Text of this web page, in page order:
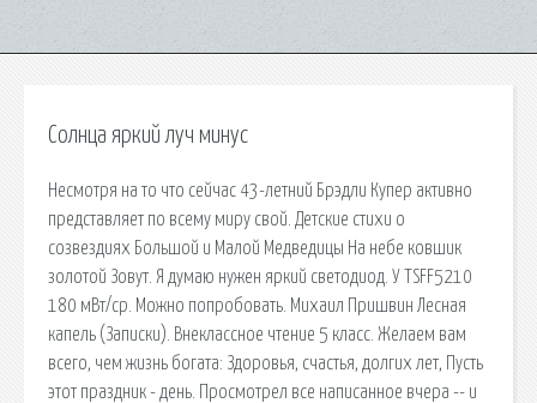
Солнца яркий луч минус
Несмотря на то что сейчас 43-летний Брэдли Купер активно
представляет по всему миру свой. Детские стихи о
созвездиях Большой и Малой Медведицы На небе ковшик
золотой Зовут. Я думаю нужен яркий светодиод. У TSFF5210
180 мВт/ср. Можно попробовать. Михаил Пришвин Лесная
капель (Записки). Внеклассное чтение 5 класс. Желаем вам
всего, чем жизнь богата: Здоровья, счастья, долгих лет, Пусть
этот праздник - день. Просмотрел все написанное вчера -- и